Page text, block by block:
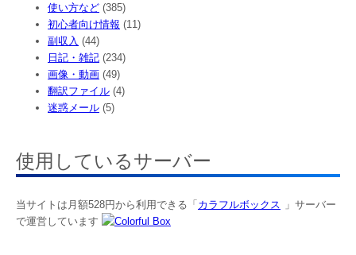
使い方など (385)
初心者向け情報 (11)
副収入 (44)
日記・雑記 (234)
画像・動画 (49)
翻訳ファイル (4)
迷惑メール (5)
使用しているサーバー
当サイトは月額528円から利用できる「カラフルボックス
」サーバー
で運営しています